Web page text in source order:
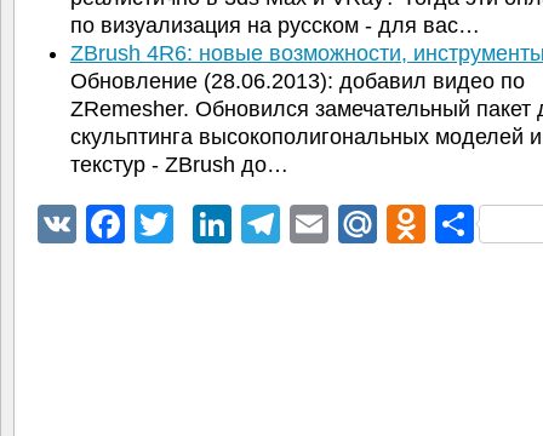
по визуализация на русском - для вас…
ZBrush 4R6: новые возможности,
Обновление (28.06.2013): добавил видео по
ZRemesher. Обновился замечательный пакет
скульптинга высокополигональных моделей
текстур - ZBrush до…
VK Facebook
TwitterLinkedIn
Telegram
EmailMail.Ru